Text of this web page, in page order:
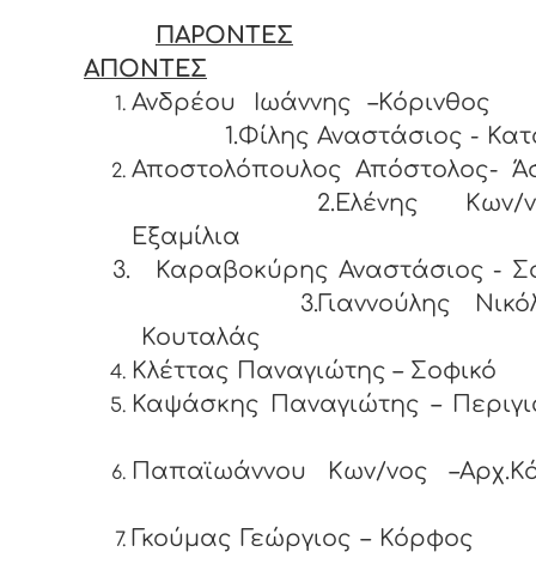
ΠΑΡΟΝΤΕΣ
ΑΠΟΝΤΕΣ
Ανδρέου Ιωάννης
1.Φίλης Αναστάσιος -
Αποστολόπουλος
2.Ελένης Κων/
Εξαμίλια
3.
Καραβοκύρης Αναστάσιος -
3.Γιαννούλης
Κουταλάς
Κλέττας Παναγιώτης – Σοφικό
Καψάσκης Παναγιώτης –
Παπαϊωάννου Κων/νος
Γκούμας Γεώργιος –